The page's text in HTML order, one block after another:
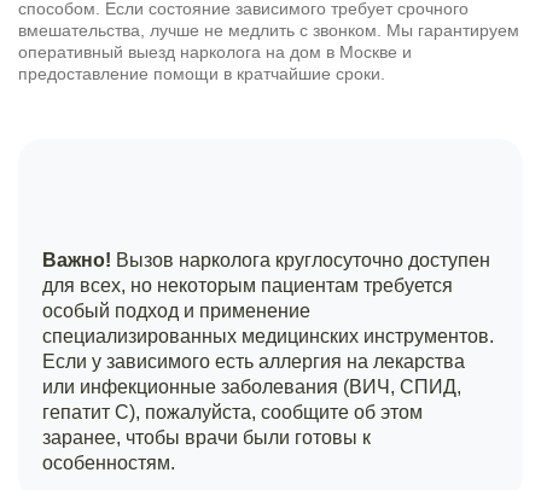
способом. Если состояние зависимого требует срочного
вмешательства, лучше не медлить с звонком. Мы гарантируем
оперативный выезд нарколога на дом в Москве и
предоставление помощи в кратчайшие сроки.
Важно! Вызов нарколога круглосуточно доступен
для всех, но некоторым пациентам требуется
особый подход и применение
специализированных медицинских инструментов.
Если у зависимого есть аллергия на лекарства
или инфекционные заболевания (ВИЧ, СПИД,
гепатит С), пожалуйста, сообщите об этом
заранее, чтобы врачи были готовы к
особенностям.